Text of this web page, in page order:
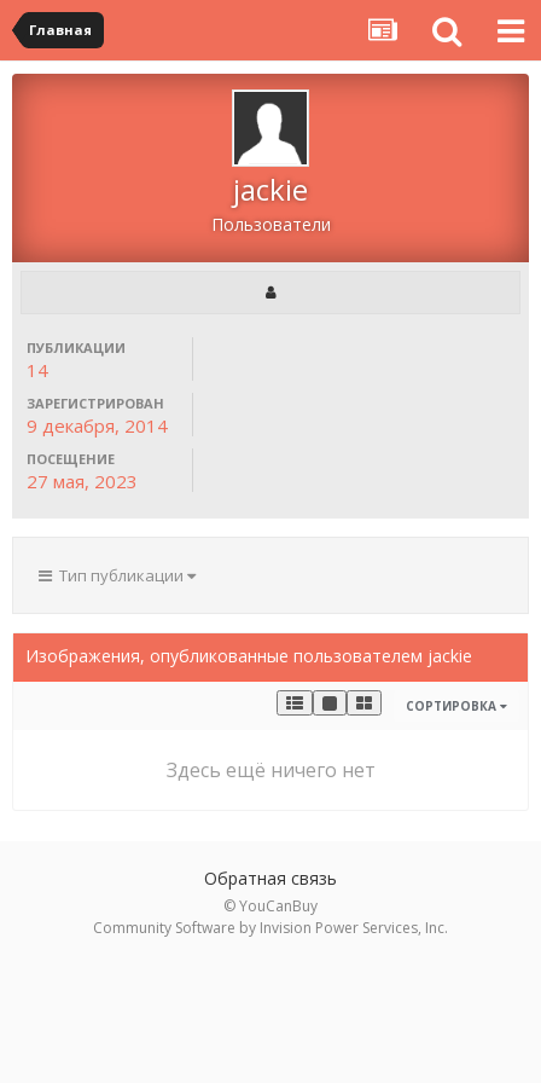
Главная
jackie
Пользователи
ПУБЛИКАЦИИ
14
ЗАРЕГИСТРИРОВАН
9 декабря, 2014
ПОСЕЩЕНИЕ
27 мая, 2023
Тип публикации
Изображения, опубликованные пользователем jackie
СОРТИРОВКА
Здесь ещё ничего нет
Обратная связь
© YouCanBuy
Community Software by Invision Power Services, Inc.